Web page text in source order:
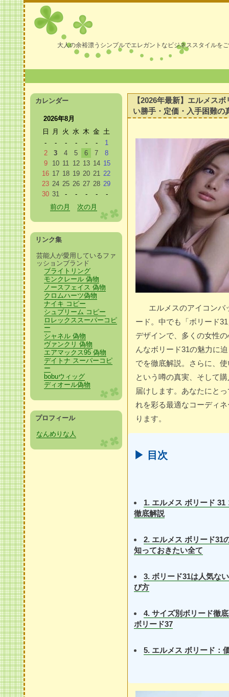
大人の余裕漂うシンプルでエレガントなビジネススタイルを
【2026年最新】エルメス
い勝手・定価・入手困難の
エルメスのアイコンバ
ード。中でも「ボリード
デザインで、多くの女性
んなボリード31の魅力に
でを徹底解説。さらに、
という噂の真実、そして
届けします。あなたにと
れを彩る最適なコーディ
ります。
▶ 目次
1. エルメス ボリード
徹底解説
2. エルメス ボリード31
知っておきたい全て
3. ボリード31は人気な
び方
4. サイズ別ボリード徹
ボリード37
5. エルメス ボリード：
カレンダー
2026年8月
日
月 火 水 木 金 土
-
- - - - -
1
2
3 4 5 6 7
8
9
10 11 12 13 14 15
16 17 18 19 20 21 22
23 24 25 26 27 28 29
30 31 - - - -
-
前の月
次の月
リンク集
芸能人が愛用しているファ
ッションブランド
ブライトリング
モンクレール 偽物
ノースフェイス 偽物
クロムハーツ偽物
ナイキ コピー
シュプリーム コピー
ロレックススーパーコピ
ー
シャネル 偽物
ヴァンクリ 偽物
エアマックス95 偽物
デイトナ スーパーコピ
ー
bobuウィッグ
ディオール偽物
プロフィール
なんめりな人